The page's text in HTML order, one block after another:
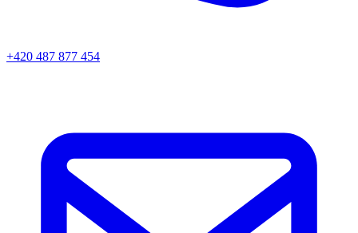
+420 487 877 454